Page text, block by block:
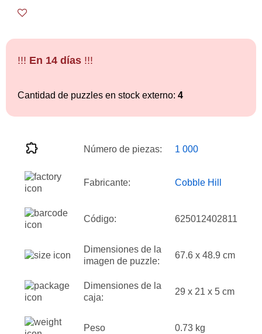
!!! En 14 días !!!
Cantidad de puzzles en stock externo: 4
Número de piezas: 1 000
Fabricante: Cobble Hill
Código: 625012402811
Dimensiones de la
imagen de puzzle:
67.6 x 48.9 cm
Dimensiones de la
caja:
29 x 21 x 5 cm
Peso 0.73 kg